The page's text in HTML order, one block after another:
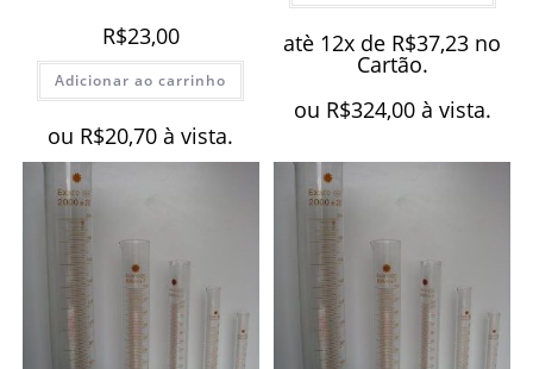
R$23,00
Adicionar ao carrinho
ou R$20,70 à vista.
atè 12x de R$37,23 no
Cartão.
ou R$324,00 à vista.